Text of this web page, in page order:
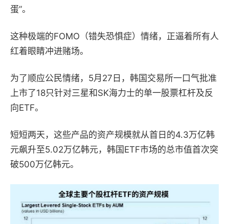
蛋”。
这种极端的FOMO （错失恐惧症）情绪，正逼着所有人
红着眼睛冲进赌场。
为了顺应公民情绪， 5月 27 日，韩国交易所一口气批准
上市了18只针对三星和SK海力士的单一股票杠杆及反
向ETF。
短短两天，这些产品的资产规模就从首日的4.3万亿韩
元飙升至5.02万亿韩元，韩国ETF市场的总市值首次突
破500万亿韩元。